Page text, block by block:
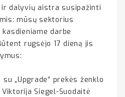
dalyvių aistra susipažinti
mūsų sektorius
darbe
rugsėjo 17 dieną jis
„Upgrade“ prekės ženklo
Siegel-Suodaitė